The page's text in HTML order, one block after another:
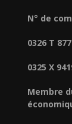
N° de
0326 T
0325 X
Membre